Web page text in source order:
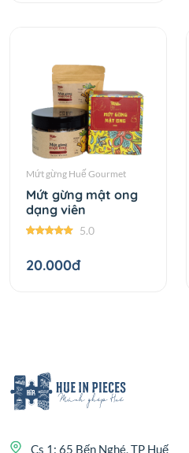
Mứt gừng Huế Gourmet
Mứt gừng mật ong
dạng viên
5.0
20.000đ
Cs 1: 65 Bến Nghé, TP Huế